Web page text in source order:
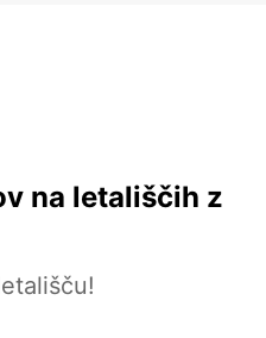
na letališčih z